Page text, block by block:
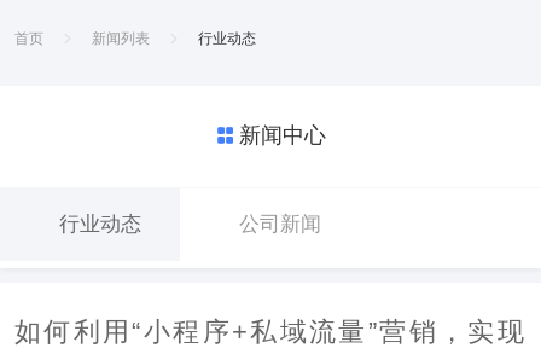
首页 新闻列表 行业动态
新闻中心
行业动态 公司新闻
如何利用“小程序+私域流量”营销，实现